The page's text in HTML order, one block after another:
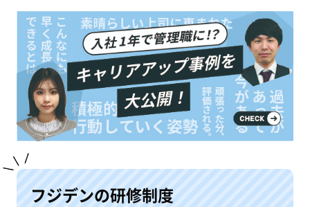
フジデンの研修制度